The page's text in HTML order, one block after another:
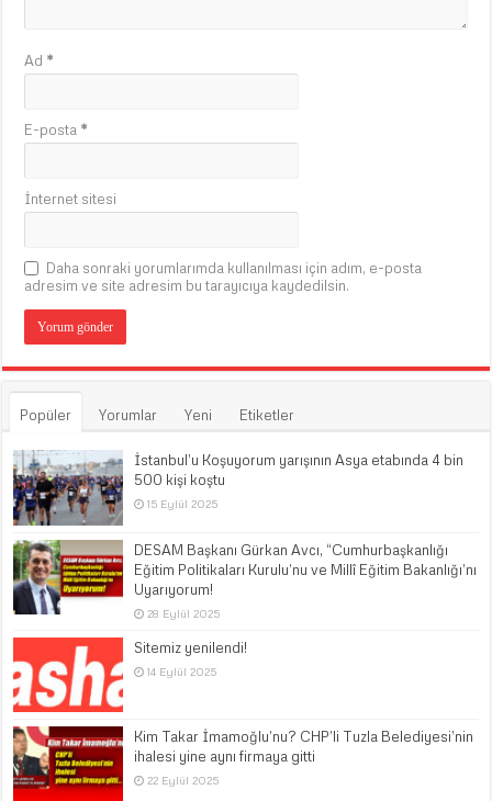
Ad *
E-posta *
İnternet sitesi
Daha sonraki yorumlarımda kullanılması için adım, e-posta
adresim ve site adresim bu tarayıcıya kaydedilsin.
Popüler Yorumlar Yeni Etiketler
İstanbul’u Koşuyorum yarışının Asya etabında 4 bin
500 kişi koştu
15 Eylül 2025
DESAM Başkanı Gürkan Avcı, “Cumhurbaşkanlığı
Eğitim Politikaları Kurulu’nu ve Millî Eğitim Bakanlığı’nı
Uyarıyorum!
28 Eylül 2025
Sitemiz yenilendi!
14 Eylül 2025
Kim Takar İmamoğlu’nu? CHP’li Tuzla Belediyesi’nin
ihalesi yine aynı firmaya gitti
22 Eylül 2025